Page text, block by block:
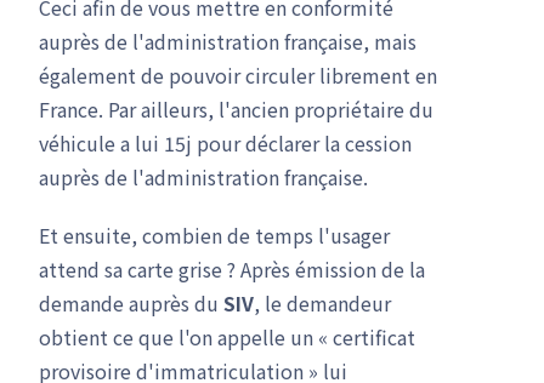
Ceci afin de vous mettre en conformité
auprès de l'administration française, mais
également de pouvoir circuler librement en
France. Par ailleurs, l'ancien propriétaire du
véhicule a lui 15j pour déclarer la cession
auprès de l'administration française.
Et ensuite, combien de temps l'usager
attend sa carte grise ? Après émission de la
demande auprès du SIV, le demandeur
obtient ce que l'on appelle un « certificat
provisoire d'immatriculation » lui